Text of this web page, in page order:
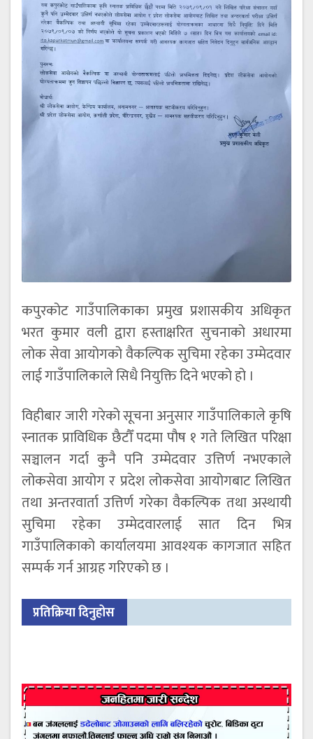
कपुरकोट गाउँपालिकाका प्रमुख प्रशासकीय अधिकृत
भरत कुमार वली द्वारा हस्ताक्षरित सुचनाको अधारमा
लोक सेवा आयोगको वैकल्पिक सुचिमा रहेका उम्मेदवार
लाई गाउँपालिकाले सिधै नियुक्ति दिने भएको हो ।
विहीबार जारी गरेको सूचना अनुसार गाउँपालिकाले कृषि
स्नातक प्राविधिक छैटौँ पदमा पौष १ गते लिखित परिक्षा
सञ्चालन गर्दा कुनै पनि उम्मेदवार उत्तिर्ण नभएकाले
लोकसेवा आयोग र प्रदेश लोकसेवा आयोगबाट लिखित
तथा अन्तरवार्ता उत्तिर्ण गरेका वैकल्पिक तथा अस्थायी
सुचिमा रहेका उम्मेदवारलाई सात दिन भित्र
गाउँपालिकाको कार्यालयमा आवश्यक कागजात सहित
सम्पर्क गर्न आग्रह गरिएको छ ।
प्रतिक्रिया दिनुहोस